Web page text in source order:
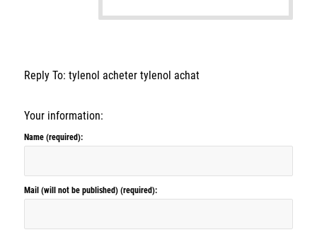
Reply To: tylenol acheter tylenol achat
Your information:
Name (required):
Mail (will not be published) (required):